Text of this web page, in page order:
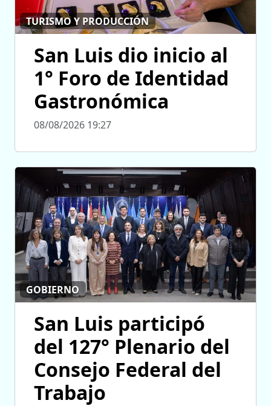
TURISMO Y PRODUCCIÓN
San Luis dio inicio al
1° Foro de Identidad
Gastronómica
08/08/2026 19:27
GOBIERNO
San Luis participó
del 127° Plenario del
Consejo Federal del
Trabajo